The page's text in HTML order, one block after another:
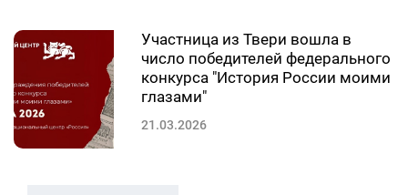
Участница из Твери вошла в
число победителей федерального
конкурса "История России моими
глазами"
21.03.2026